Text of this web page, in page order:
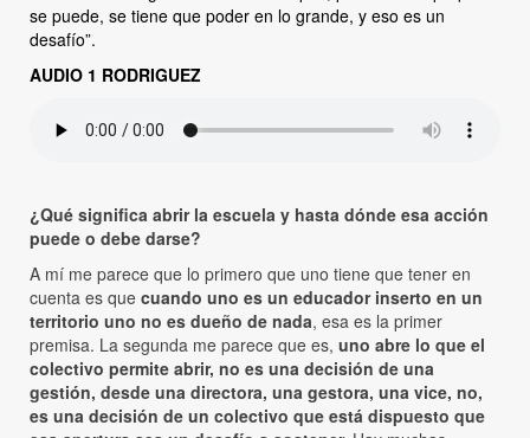
se puede, se tiene que poder en lo grande, y eso es un
desafío”.
AUDIO 1 RODRIGUEZ
¿Qué significa abrir la escuela y hasta dónde esa acción
puede o debe darse?
A mí me parece que lo primero que uno tiene que tener en
cuenta es que cuando uno es un educador inserto en un
territorio uno no es dueño de nada, esa es la primer
premisa. La segunda me parece que es, uno abre lo que el
colectivo permite abrir, no es una decisión de una
gestión, desde una directora, una gestora, una vice, no,
es una decisión de un colectivo que está dispuesto que